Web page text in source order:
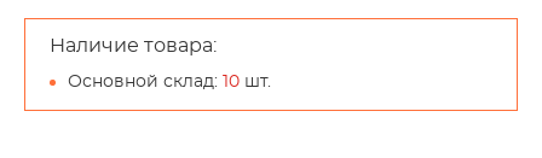
Наличие товара:
Основной склад: 10 шт.